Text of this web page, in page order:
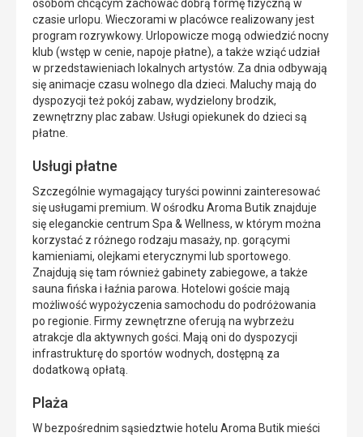
osobom chcącym zachować dobrą formę fizyczną w
czasie urlopu. Wieczorami w placówce realizowany jest
program rozrywkowy. Urlopowicze mogą odwiedzić nocny
klub (wstęp w cenie, napoje płatne), a także wziąć udział
w przedstawieniach lokalnych artystów. Za dnia odbywają
się animacje czasu wolnego dla dzieci. Maluchy mają do
dyspozycji też pokój zabaw, wydzielony brodzik,
zewnętrzny plac zabaw. Usługi opiekunek do dzieci są
płatne.
Usługi płatne
Szczególnie wymagający turyści powinni zainteresować
się usługami premium. W ośrodku Aroma Butik znajduje
się eleganckie centrum Spa & Wellness, w którym można
korzystać z różnego rodzaju masaży, np. gorącymi
kamieniami, olejkami eterycznymi lub sportowego.
Znajdują się tam również gabinety zabiegowe, a także
sauna fińska i łaźnia parowa. Hotelowi goście mają
możliwość wypożyczenia samochodu do podróżowania
po regionie. Firmy zewnętrzne oferują na wybrzeżu
atrakcje dla aktywnych gości. Mają oni do dyspozycji
infrastrukturę do sportów wodnych, dostępną za
dodatkową opłatą.
Plaża
W bezpośrednim sąsiedztwie hotelu Aroma Butik mieści